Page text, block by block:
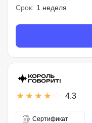
Срок: 1 неделя
4.3
Сертификат